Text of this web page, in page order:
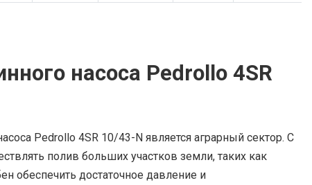
насоса Pedrollo 4SR
Pedrollo 4SR 10/43-N является аграрный сектор. С
полив больших участков земли, таких как
обеспечить достаточное давление и